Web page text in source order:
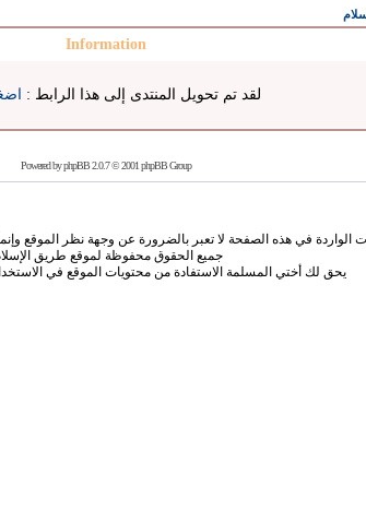
Information
لقد تم تحويل المنتدى إلى هذا الرابط :
Powered byphpBB2.0.7 © 2001 phpBB Group
الواردة في هذه الصفحة لا تعبر بالضرورة عن وجهة نظر الموقع
جميع الحقوق محفوظة لموقع طريق
يحق لك أختي المسلمة الاستفادة من محتويات الموقع في